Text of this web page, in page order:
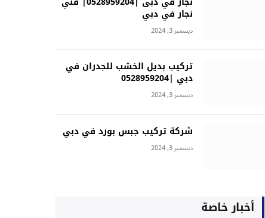
نجار في دبي
ديسمبر 3, 2024
تركيب بديل الخشب للجدران في
دبي |0528959204
ديسمبر 3, 2024
شركة تركيب جبس بورد في دبي
ديسمبر 3, 2024
أخبار خاصة